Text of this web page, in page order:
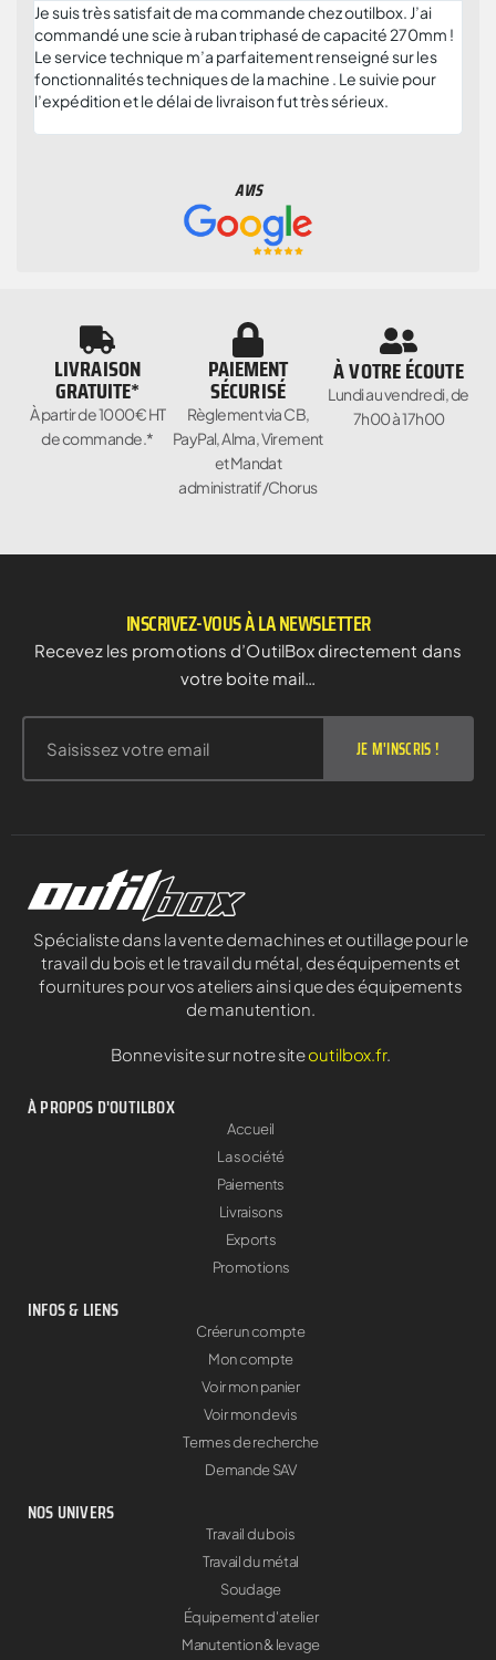
Je suis très satisfait de ma commande chez outilbox. J’ai
commandé une scie à ruban triphasé de capacité 270mm !
Le service technique m’a parfaitement renseigné sur les
fonctionnalités techniques de la machine . Le suivie pour
l’expédition et le délai de livraison fut très sérieux.
AVIS
LIVRAISON
GRATUITE*
À partir de 1000€ HT
de commande.*
PAIEMENT
SÉCURISÉ
Règlement via CB,
PayPal, Alma, Virement
et Mandat
administratif/Chorus
À VOTRE ÉCOUTE
Lundi au vendredi, de
7h00 à 17h00
INSCRIVEZ-VOUS À LA NEWSLETTER
Recevez les promotions d’OutilBox directement dans
votre boite mail…
JE M'INSCRIS !
Spécialiste dans la vente de machines et outillage pour le
travail du bois et le travail du métal, des équipements et
fournitures pour vos ateliers ainsi que des équipements
de manutention.
Bonne visite sur notre siteoutilbox.fr.
À PROPOS D'OUTILBOX
Accueil
La société
Paiements
Livraisons
Exports
Promotions
INFOS & LIENS
Créer un compte
Mon compte
Voir mon panier
Voir mon devis
Termes de recherche
Demande SAV
NOS UNIVERS
Travail du bois
Travail du métal
Soudage
Équipement d'atelier
Manutention & levage